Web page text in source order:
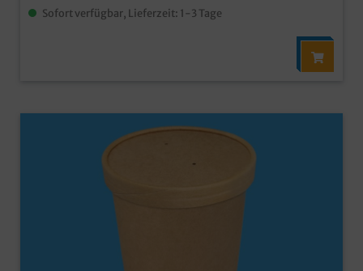
Sofort verfügbar, Lieferzeit: 1-3 Tage